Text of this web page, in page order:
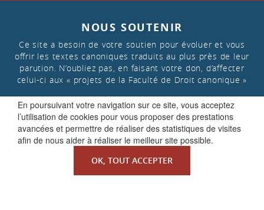
En poursuivant votre navigation sur ce site, vous acceptez
l’utilisation de cookies pour vous proposer des prestations
avancées et permettre de réaliser des statistiques de visites
afin de nous aider à réaliser le meilleur site possible.
OK, TOUT ACCEPTER
NOUS SOUTENIR
Ce site a besoin de votre soutien pour évoluer et vous
offrir les textes canoniques traduits au plus près de leur
parution. N’oubliez pas, en faisant votre don, d’affecter
celui-ci aux « projets de la Faculté de Droit canonique »
FAIRE UN DON